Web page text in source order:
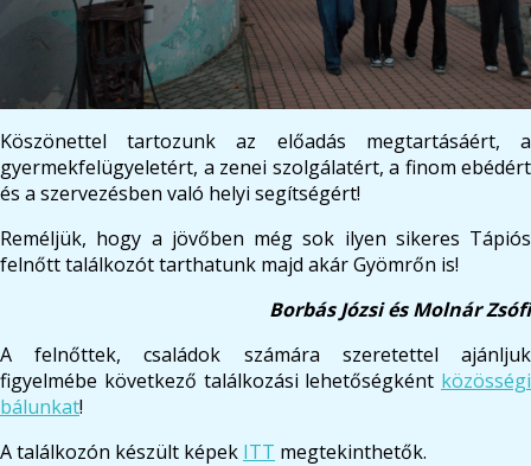
Köszönettel tartozunk az előadás megtartásáért, a
gyermekfelügyeletért, a zenei szolgálatért, a finom ebédért
és a szervezésben való helyi segítségért!
Reméljük, hogy a jövőben még sok ilyen sikeres Tápiós
felnőtt találkozót tarthatunk majd akár Gyömrőn is!
Borbás Józsi és Molnár Zsófi
A felnőttek, családok számára szeretettel ajánljuk
figyelmébe következő találkozási lehetőségként közösségi
bálunkat!
A találkozón készült képek ITT megtekinthetők.